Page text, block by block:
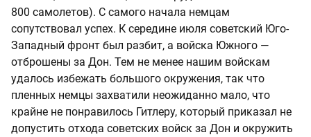
800 самолетов). С самого начала немцам
сопутствовал успех. К середине июля советский Юго-
Западный фронт был разбит, а войска Южного —
отброшены за Дон. Тем не менее нашим войскам
удалось избежать большого окружения, так что
пленных немцы захватили неожиданно мало, что
крайне не понравилось Гитлеру, который приказал не
допустить отхода советских войск за Дон и окружить